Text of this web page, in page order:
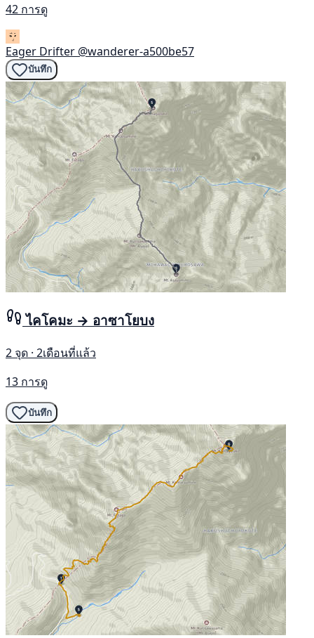
42 การดู
Eager Drifter @wanderer-a500be57
บันทึก
ไคโคมะ → อาซาโยบง
2 จุด · 2เดือนที่แล้ว
13 การดู
บันทึก